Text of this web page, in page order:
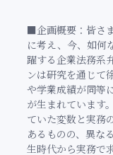
■企画概要：皆さ
に考え、今、如何
躍する企業法務系
ンは研究を通じて
や学業成績が同等
が生まれています
ていた変数と実務
あるものの、異な
生時代から実務で